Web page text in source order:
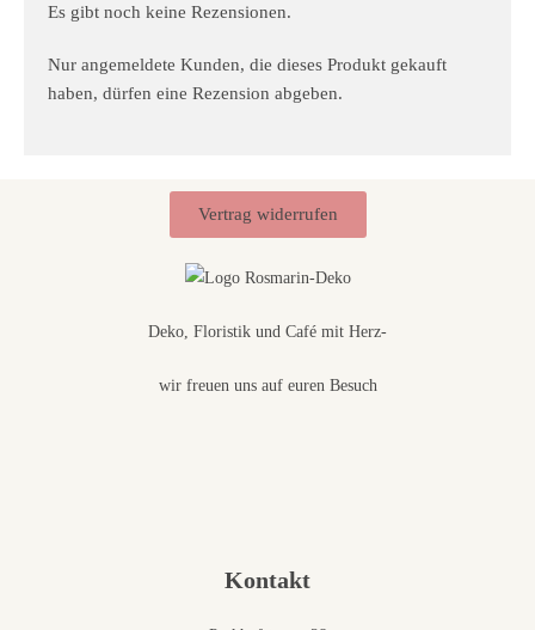
Es gibt noch keine Rezensionen.
Nur angemeldete Kunden, die dieses Produkt gekauft
haben, dürfen eine Rezension abgeben.
Vertrag widerrufen
Deko, Floristik und Café mit Herz-
wir freuen uns auf euren Besuch
Kontakt